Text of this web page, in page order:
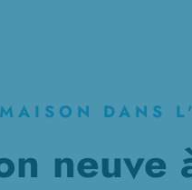
DANS
neuve